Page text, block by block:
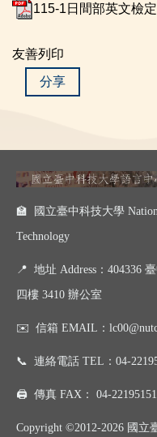
115-1日間部英文檢
友善列印
分享
🏫 國立臺中科技大學
Technology
📍 地址 Address：404336
四樓 3410 辦公室
✉️ 信箱 EMAIL：
📞 連絡電話 TEL： 04-
🖨️ 傳真 FAX： 04-22195151
Copyright ©2012-2026 國立